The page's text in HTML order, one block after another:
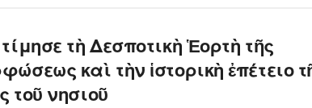
τὴ Δεσποτικὴ Ἑορτὴ τῆς
καὶ τὴν ἱστορικὴ ἐπέτειο
τοῦ νησιοῦ